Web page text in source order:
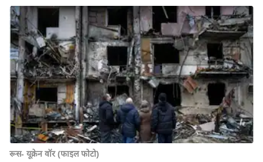
रूस- यूक्रेन वॉर (फाइल फोटो)